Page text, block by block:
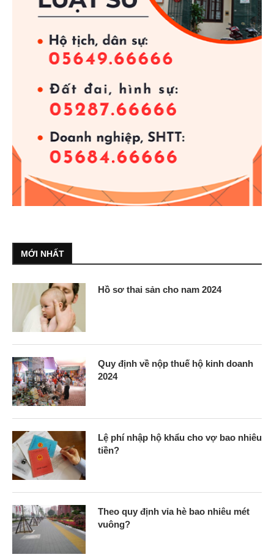
MỚI NHẤT
Hồ sơ thai sản cho nam 2024
Quy định về nộp thuế hộ kinh doanh
2024
Lệ phí nhập hộ khẩu cho vợ bao nhiêu
tiền?
Theo quy định vỉa hè bao nhiêu mét
vuông?